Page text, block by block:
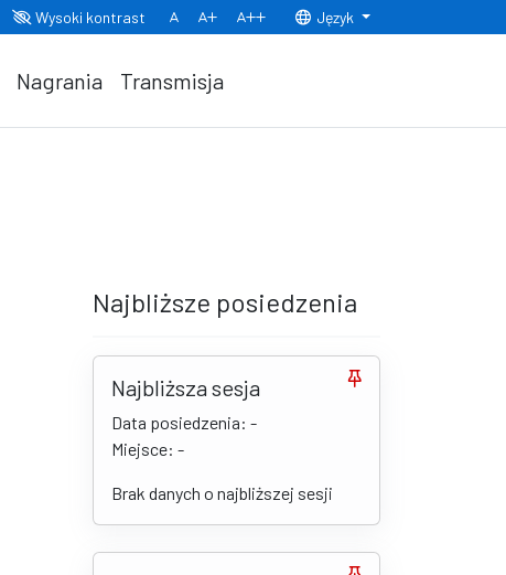
Wysoki kontrast
Normalny rozmiar czcionki
Rozmiar czcionki 150% Rozmiar czcionki 200%
Język
Nagrania Transmisja
Najbliższe posiedzenia
Najbliższa sesja
Data posiedzenia: -
Miejsce: -
Brak danych o najbliższej sesji